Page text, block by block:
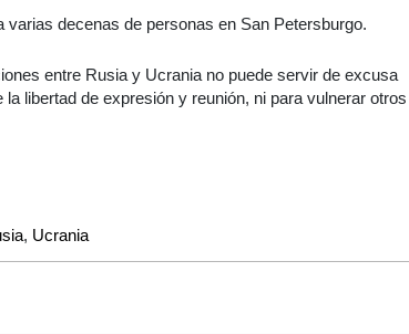
decenas de personas en San Petersburgo.
entre Rusia y Ucrania no puede servir de excusa
libertad de expresión y reunión, ni para vulnerar otros
, Ucrania